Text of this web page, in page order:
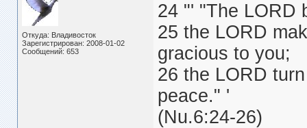
Откуда: Владивосток
Зарегистрирован: 2008-01-02
Сообщений: 653
24 "' "The LORD
25 the LORD
gracious to you;
26 the LORD
peace." '
(Nu.6:24-26)